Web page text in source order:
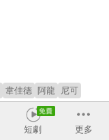
韋佳德 阿龍 尼可
短劇 更多